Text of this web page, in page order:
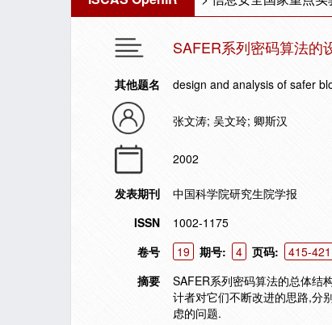
SAFER系列密码算法的
其他题名 design and analysis of safer
张文涛; 吴文玲; 卿斯汉
2002
发表期刊
中国科学院研究生院学报
ISSN
1002-1175
卷号
19 期号: 4 页码:
415-421
摘要
SAFER系列密码算法的总体结
计者对它们不断改进的思路,分
虑的问题.